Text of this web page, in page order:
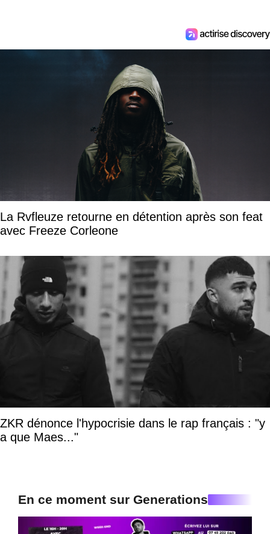
La Rvfleuze retourne en détention après son feat
avec Freeze Corleone
ZKR dénonce l'hypocrisie dans le rap français : "y
a que Maes..."
En ce moment sur Generations